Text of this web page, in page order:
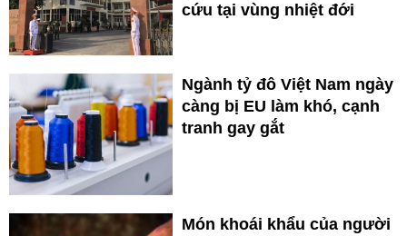
cứu tại vùng nhiệt đới
Ngành tỷ đô Việt Nam ngày
càng bị EU làm khó, cạnh
tranh gay gắt
Món khoái khẩu của người